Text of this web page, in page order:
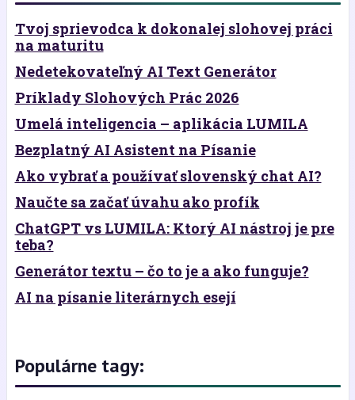
Tvoj sprievodca k dokonalej slohovej práci
na maturitu
Nedetekovateľný AI Text Generátor
Príklady Slohových Prác 2026
Umelá inteligencia – aplikácia LUMILA
Bezplatný AI Asistent na Písanie
Ako vybrať a používať slovenský chat AI?
Naučte sa začať úvahu ako profík
ChatGPT vs LUMILA: Ktorý AI nástroj je pre
teba?
Generátor textu – čo to je a ako funguje?
AI na písanie literárnych esejí
Populárne tagy: